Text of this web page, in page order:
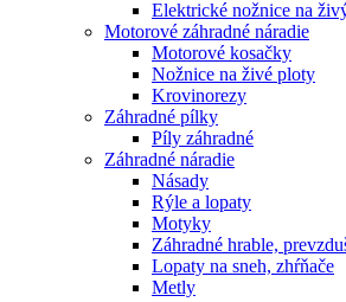
Elektrické nožnice na
Motorové záhradné náradie
Motorové kosačky
Nožnice na živé ploty
Krovinorezy
Záhradné pílky
Píly záhradné
Záhradné náradie
Násady
Rýle a lopaty
Motyky
Záhradné hrable,
Lopaty na sneh, zhŕňače
Metly